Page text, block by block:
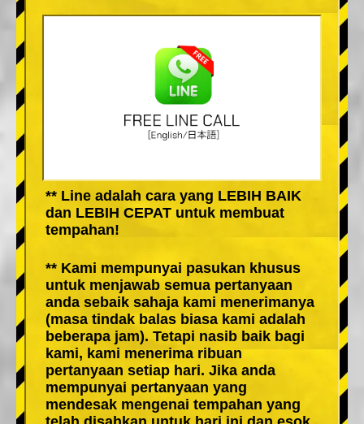
** Line adalah cara yang LEBIH BAIK
dan LEBIH CEPAT untuk membuat
tempahan!
** Kami mempunyai pasukan khusus
untuk menjawab semua pertanyaan
anda sebaik sahaja kami menerimanya
(masa tindak balas biasa kami adalah
beberapa jam). Tetapi nasib baik bagi
kami, kami menerima ribuan
pertanyaan setiap hari. Jika anda
mempunyai pertanyaan yang
mendesak mengenai tempahan yang